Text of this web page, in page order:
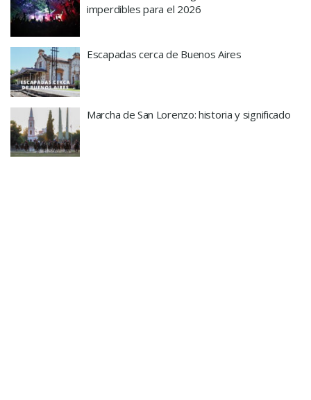
imperdibles para el 2026
Escapadas cerca de Buenos Aires
Marcha de San Lorenzo: historia y significado